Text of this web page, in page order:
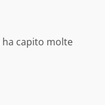
ha capito molte